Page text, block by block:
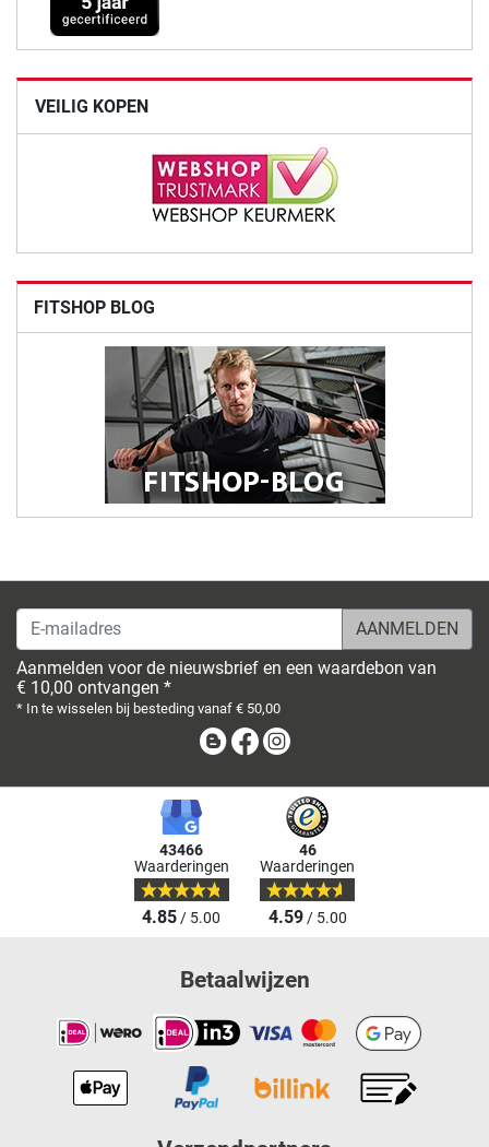
VEILIG KOPEN
FITSHOP BLOG
E-mailadres
Aanmelden voor de nieuwsbrief en een waardebon van
€ 10,00 ontvangen *
* In te wisselen bij besteding vanaf € 50,00
BlogFacebook
43466
Waarderingen
4.85/ 5.00
46
Waarderingen
4.59/ 5.00
Betaalwijzen